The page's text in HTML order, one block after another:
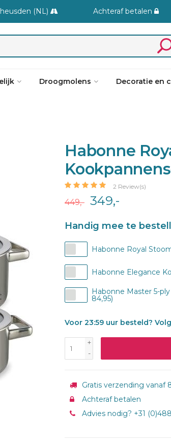
(NL) Achteraf betalen
Droogmolens Decoratie en
Habonne
2 Review(s)
449,- 349,-
Handig mee te
Habonne Royal
Habonne Elegance
Habonne Master 5-
84,95)
Voor 23:59 uur besteld?
+
-
Gratis verzending vanaf
Achteraf betalen
Advies nodig? +31